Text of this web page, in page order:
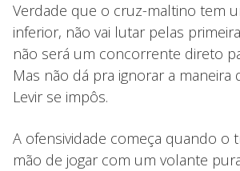
Verdade que o cruz-maltino tem
inferior, não vai lutar pelas
não será um concorrente direto
Mas não dá pra ignorar a maneira
Levir se impôs.
A ofensividade começa quando o
mão de jogar com um volante